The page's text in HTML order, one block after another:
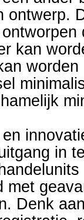
ontwerp.
kan
in
met
Denk